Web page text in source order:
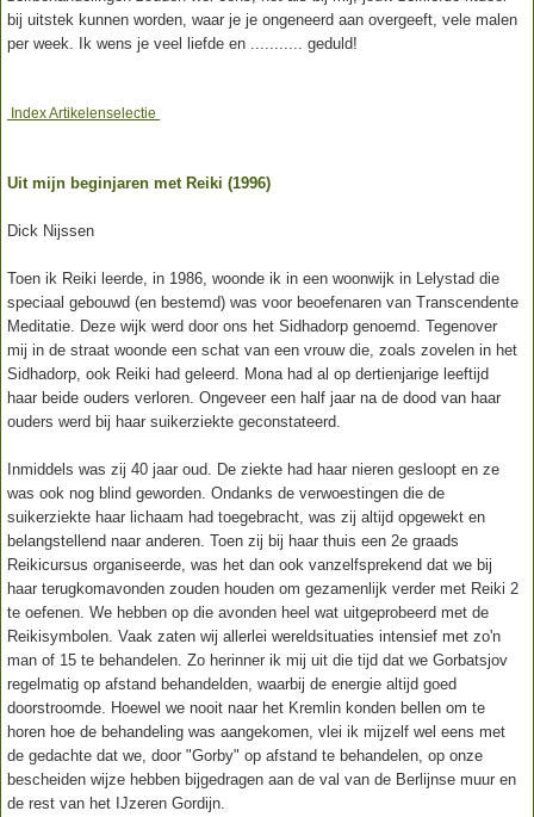
bij uitstek kunnen worden, waar je je ongeneerd aan overgeeft, vele malen
per week. Ik wens je veel liefde en ........... geduld!
Index Artikelenselectie
Uit mijn beginjaren met Reiki (1996)
Dick Nijssen
Toen ik Reiki leerde, in 1986, woonde ik in een woonwijk in Lelystad die
speciaal gebouwd (en bestemd) was voor beoefenaren van Transcendente
Meditatie. Deze wijk werd door ons het Sidhadorp genoemd. Tegenover
mij in de straat woonde een schat van een vrouw die, zoals zovelen in het
Sidhadorp, ook Reiki had geleerd. Mona had al op dertienjarige leeftijd
haar beide ouders verloren. Ongeveer een half jaar na de dood van haar
ouders werd bij haar suikerziekte geconstateerd.
Inmiddels was zij 40 jaar oud. De ziekte had haar nieren gesloopt en ze
was ook nog blind geworden. Ondanks de verwoestingen die de
suikerziekte haar lichaam had toegebracht, was zij altijd opgewekt en
belangstellend naar anderen. Toen zij bij haar thuis een 2e graads
Reikicursus organiseerde, was het dan ook vanzelfsprekend dat we bij
haar terugkomavonden zouden houden om gezamenlijk verder met Reiki 2
te oefenen. We hebben op die avonden heel wat uitgeprobeerd met de
Reikisymbolen. Vaak zaten wij allerlei wereldsituaties intensief met zo'n
man of 15 te behandelen. Zo herinner ik mij uit die tijd dat we Gorbatsjov
regelmatig op afstand behandelden, waarbij de energie altijd goed
doorstroomde. Hoewel we nooit naar het Kremlin konden bellen om te
horen hoe de behandeling was aangekomen, vlei ik mijzelf wel eens met
de gedachte dat we, door "Gorby" op afstand te behandelen, op onze
bescheiden wijze hebben bijgedragen aan de val van de Berlijnse muur en
de rest van het IJzeren Gordijn.